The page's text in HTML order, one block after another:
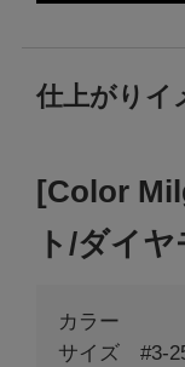
仕上がりイ
[Color
ト/ダイ
カラー
サイズ #3-